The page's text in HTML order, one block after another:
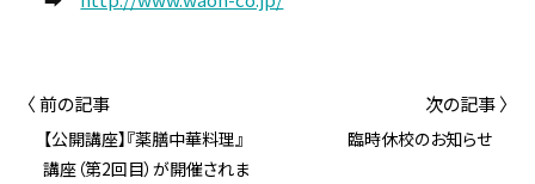
〈 前の記事
【公開講座】『薬膳中華料理』
講座（第2回目）が開催されま
次の記事 〉
臨時休校のお知らせ